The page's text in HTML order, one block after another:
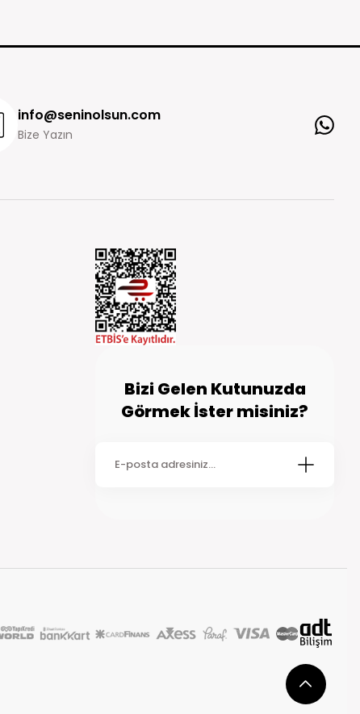
info@seninolsun.com
Bize Yazın
Bizi Gelen Kutunuzda
Görmek İster misiniz?